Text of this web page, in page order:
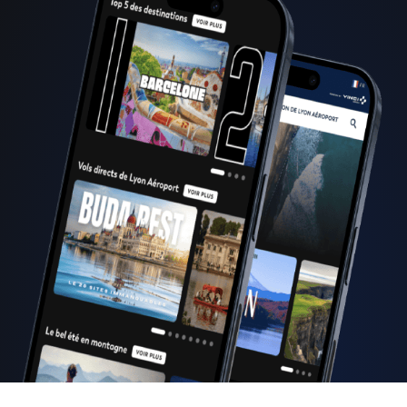
lyonnais emblématiques s’illuminent à la tombée de la nuit à
l’occasion de la
Fête des Lumières
: l’occasion de découvrir la
ville sous ses plus beaux atours !
Réservez votre vol Nantes - Lyon
et envolez-vous pour une
ville réputée pour son patrimoine historique et sa gastronomie.